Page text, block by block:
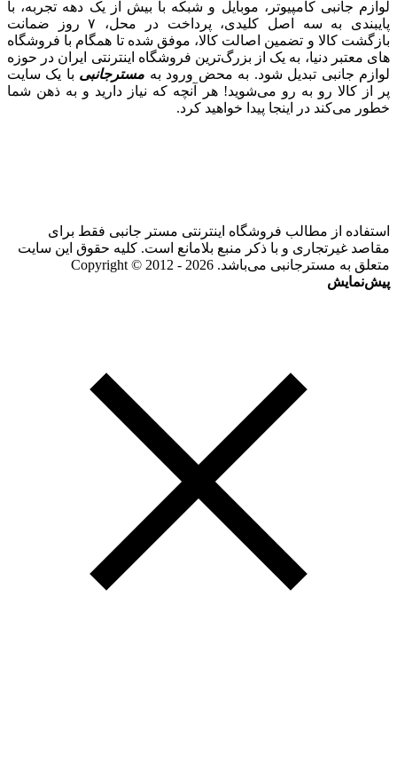
لوازم جانبی کامپیوتر، موبایل و شبکه با بیش از یک دهه تجربه، با
پایبندی به سه اصل کلیدی، پرداخت در محل، ۷ روز ضمانت
بازگشت کالا و تضمین اصالت کالا، موفق شده تا همگام با فروشگاه‌
های معتبر دنیا، به یک از بزرگ‌ترین فروشگاه اینترنتی ایران در حوزه
لوازم جانبی تبدیل شود. به محض ورود به مسترجانبی با یک سایت
پر از کالا رو به رو می‌شوید! هر آنچه که نیاز دارید و به ذهن شما
خطور می‌کند در اینجا پیدا خواهید کرد.
استفاده از مطالب فروشگاه اینترنتی مستر جانبی فقط برای
مقاصد غیرتجاری و با ذکر منبع بلامانع است. کلیه حقوق این سایت
متعلق به مسترجانبی می‌باشد. Copyright © 2012 - 2026
پیش‌نمایش